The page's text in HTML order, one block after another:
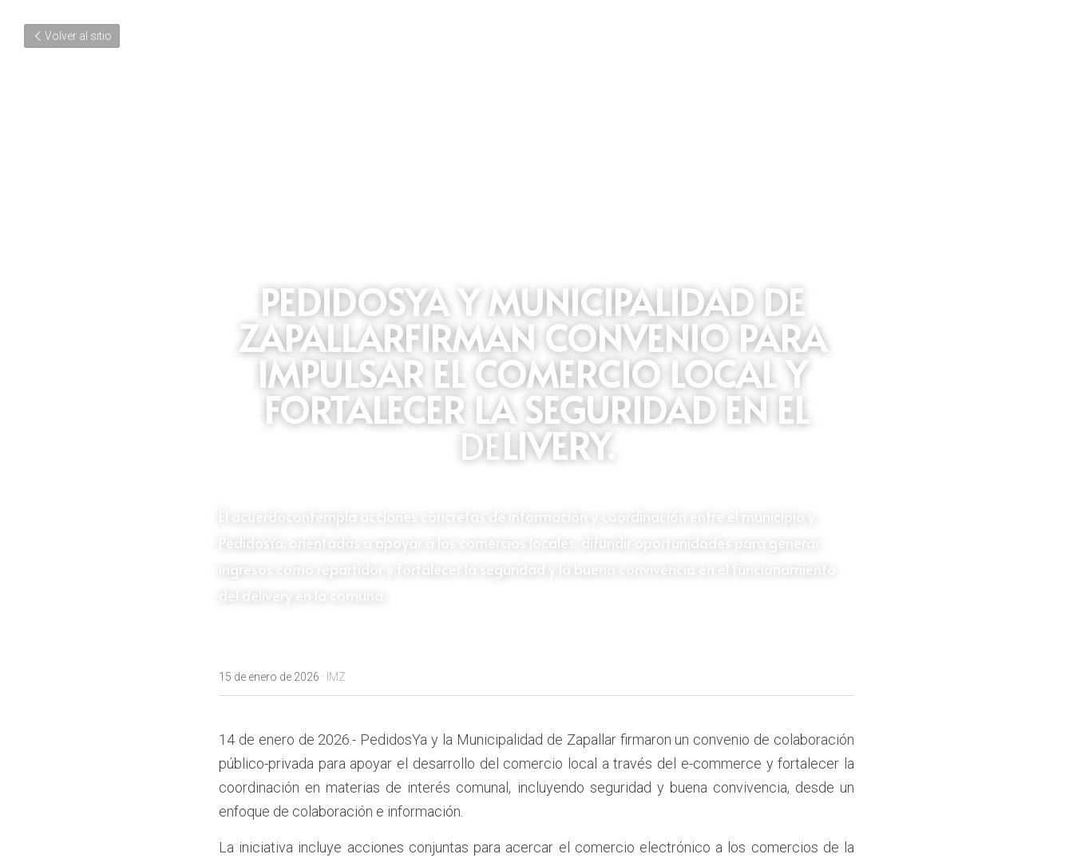
Volver al sitio
PEDIDOSYA Y MUNICIPALIDAD DE
ZAPALLARFIRMAN CONVENIO PARA
IMPULSAR EL COMERCIO LOCAL Y
FORTALECER LA SEGURIDAD EN EL
DELIVERY.
El acuerdocontempla acciones concretas de información y coordinación entre el municipio y
PedidosYa, orientadas a apoyar a los comercios locales, difundir oportunidades para generar
ingresos como repartidor y fortalecer la seguridad y la buena convivencia en el funcionamiento
del delivery en la comuna.
15 de enero de 2026 · IMZ
14 de enero de 2026.- PedidosYa y la Municipalidad de Zapallar firmaron un convenio de colaboración
público-privada para apoyar el desarrollo del comercio local a través del e-commerce y fortalecer la
coordinación en materias de interés comunal, incluyendo seguridad y buena convivencia, desde un
enfoque de colaboración e información.
La iniciativa incluye acciones conjuntas para acercar el comercio electrónico a los comercios de la